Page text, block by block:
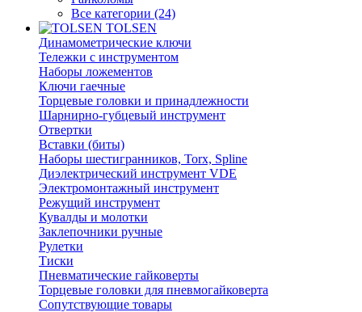
Все категории (24)
TOLSEN
Динамометрические ключи
Тележки с инструментом
Наборы ложементов
Ключи гаечные
Торцевые головки и принадлежности
Шарнирно-губцевый инструмент
Отвертки
Вставки (биты)
Наборы шестигранников, Torx, Spline
Диэлектрический инструмент VDE
Электромонтажный инструмент
Режущий инструмент
Кувалды и молотки
Заклепочники ручные
Рулетки
Тиски
Пневматические гайковерты
Торцевые головки для пневмогайковерта
Сопутствующие товары